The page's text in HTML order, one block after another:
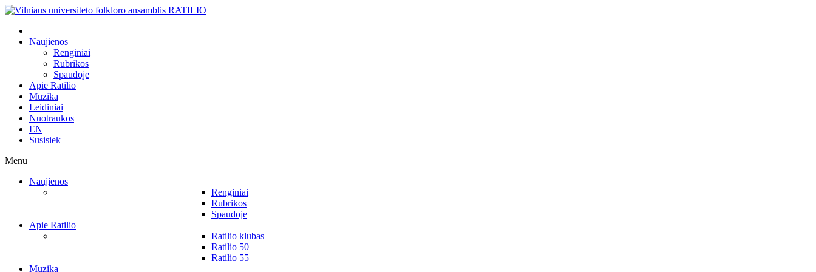
Naujienos
Renginiai
Rubrikos
Spaudoje
Apie Ratilio
Muzika
Leidiniai
Nuotraukos
EN
Susisiek
Menu
Naujienos
Renginiai
Rubrikos
Spaudoje
Apie Ratilio
Ratilio klubas
Ratilio 50
Ratilio 55
Muzika